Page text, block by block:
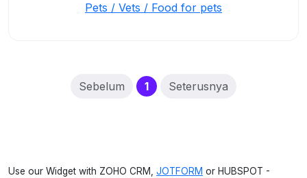
Pets / Vets / Food for pets
Sebelum 1(current)
Seterusnya
Use our Widget with ZOHO CRM, JOTFORM or HUBSPOT -